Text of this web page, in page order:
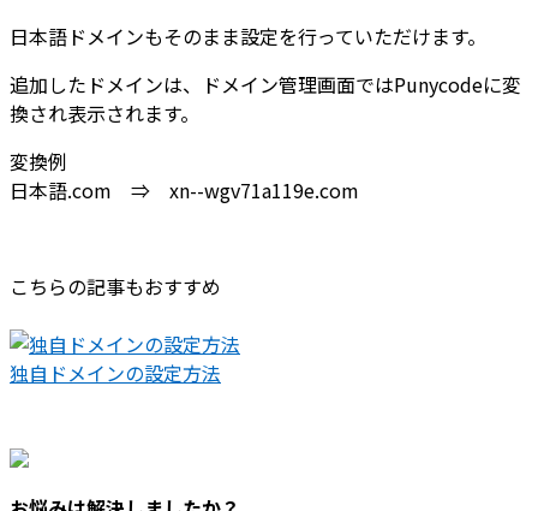
日本語ドメインもそのまま設定を行っていただけます。
追加したドメインは、ドメイン管理画面ではPunycodeに変
換され表示されます。
変換例
日本語.com ⇒ xn--wgv71a119e.com
こちらの記事もおすすめ
独自ドメインの設定方法